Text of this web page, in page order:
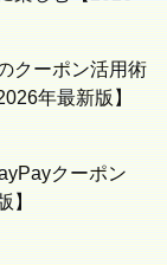
クーポン活用術
年最新版】
クーポン
】